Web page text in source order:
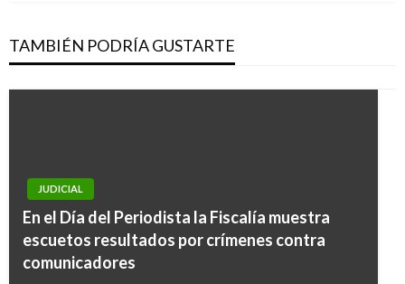
TAMBIÉN PODRÍA GUSTARTE
JUDICIAL
En el Día del Periodista la Fiscalía muestra
escuetos resultados por crímenes contra
comunicadores